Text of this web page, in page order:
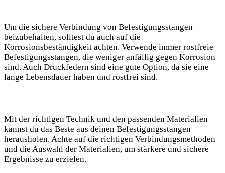
Um die sichere Verbindung von Befestigungsstangen
beizubehalten, solltest du auch auf die
Korrosionsbeständigkeit achten. Verwende immer rostfreie
Befestigungsstangen, die weniger anfällig gegen Korrosion
sind. Auch Druckfedern sind eine gute Option, da sie eine
lange Lebensdauer haben und rostfrei sind.
Mit der richtigen Technik und den passenden Materialien
kannst du das Beste aus deinen Befestigungsstangen
herausholen. Achte auf die richtigen Verbindungsmethoden
und die Auswahl der Materialien, um stärkere und sichere
Ergebnisse zu erzielen.